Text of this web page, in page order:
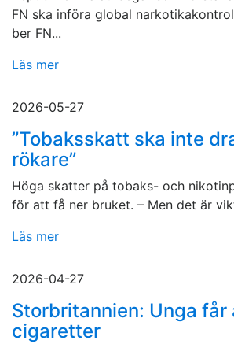
FN ska införa global
ber FN...
Läs mer
2026-05-27
”Tobaksskatt ska inte
rökare”
Höga skatter på tobaks- och
för att få ner bruket. – Men det är
Läs mer
2026-04-27
Storbritannien: Unga får
cigaretter